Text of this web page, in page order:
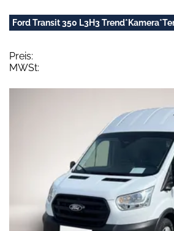
Ford Transit 350 L3H3
Preis:
MWSt: